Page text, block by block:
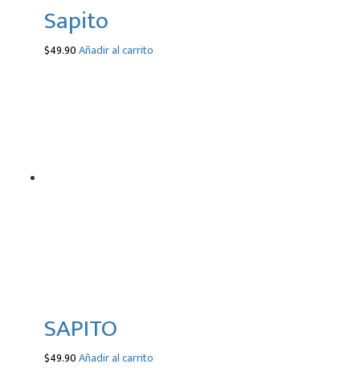
Sapito
$49.90Añadir al carrito
SAPITO
$49.90Añadir al carrito